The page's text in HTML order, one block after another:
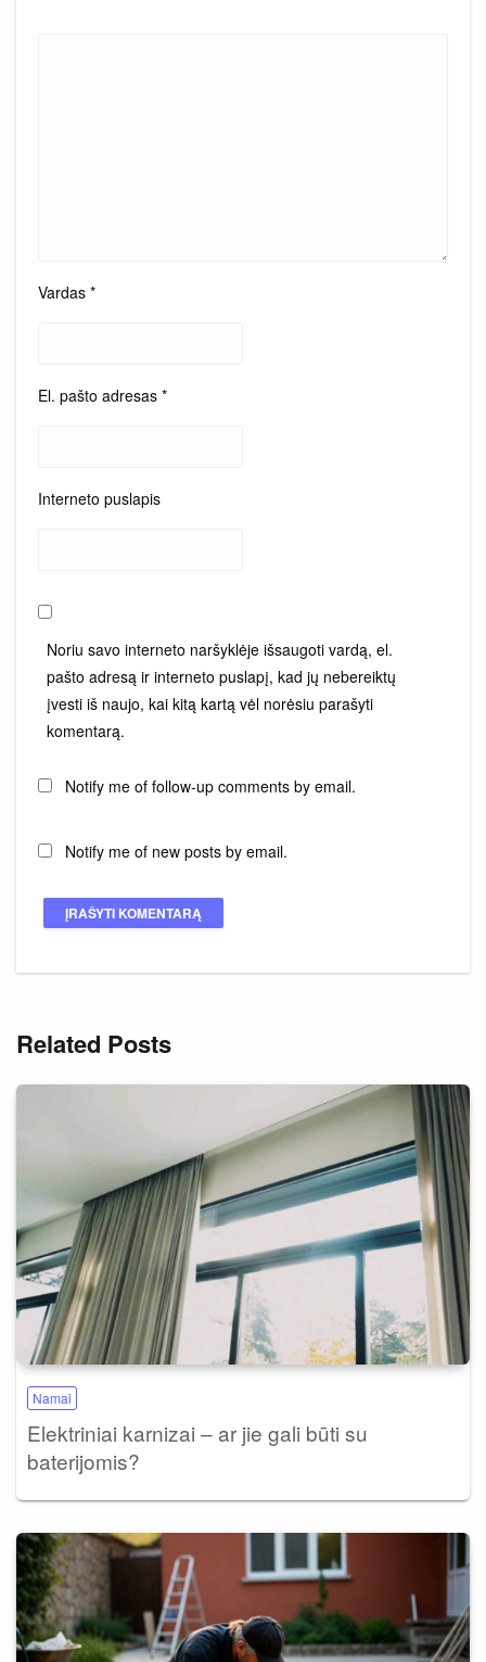
Vardas *
El. pašto adresas *
Interneto puslapis
Noriu savo interneto naršyklėje išsaugoti vardą, el.
pašto adresą ir interneto puslapį, kad jų nebereiktų
įvesti iš naujo, kai kitą kartą vėl norėsiu parašyti
komentarą.
Notify me of follow-up comments by email.
Notify me of new posts by email.
Related Posts
Namai
Elektriniai karnizai – ar jie gali būti su
baterijomis?